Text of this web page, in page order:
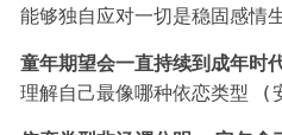
能够独自应对一切是稳固感情
童年期望会一直持续到成年时
理解自己最像哪种依恋类型